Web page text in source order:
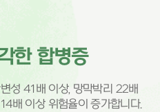
한 합병증
성 41배 이상, 망막박리 22배
배 이상 위험율이 증가합니다.